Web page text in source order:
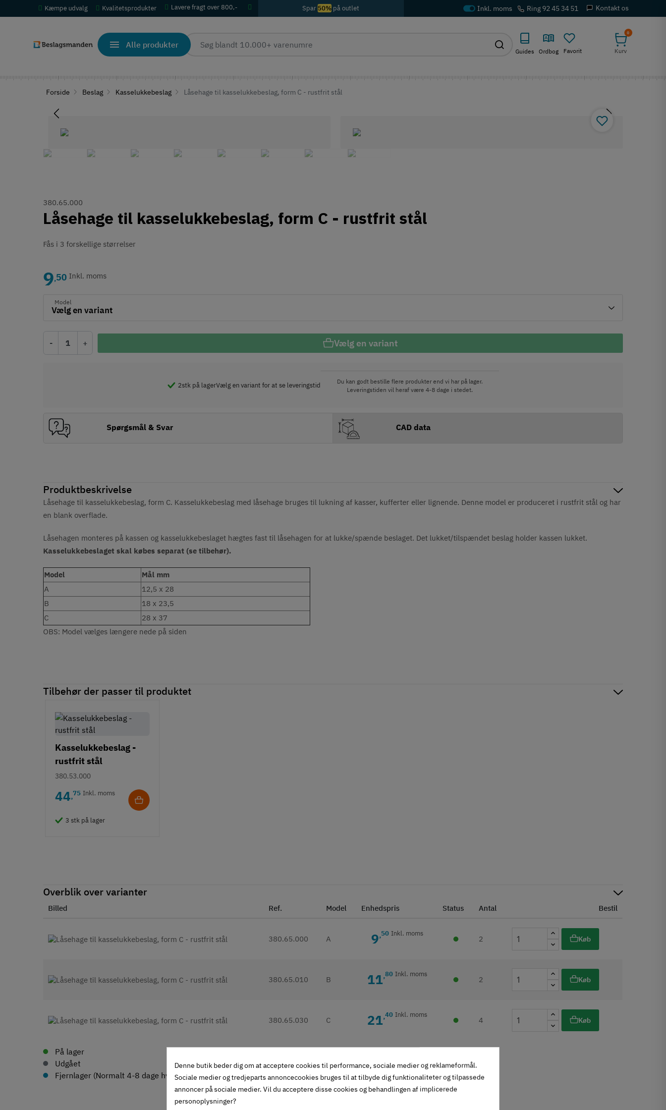
Kæmpe udvalg Kvalitetsprodukter Lavere fragt over 800,- Spar 50% på outlet Ring 92 45 34 51 Kontakt os
Alle produkter
Guides Ordbog Favorit
0
Kurv
Forside Beslag Kasselukkebeslag Låsehage til kasselukkebeslag, form C - rustfrit stål
Produktbeskrivelse
Låsehage til kasselukkebeslag, form C. Kasselukkebeslag med låsehage bruges til lukning af kasser, kufferter eller lignende. Denne model er produceret i rustfrit stål og har
en blank overflade.
Låsehagen monteres på kassen og kasselukkebeslaget hægtes fast til låsehagen for at lukke/spænde beslaget. Det lukket/tilspændet beslag holder kassen lukket.
Kasselukkebeslaget skal købes separat (se tilbehør).
Model
Mål mm
A
12,5 x 28
B
18 x 23,5
C
28 x 37
OBS: Model vælges længere nede på siden
Tilbehør der passer til produktet
Kasselukkebeslag -
rustfrit stål
380.53.000
44,75 Inkl. moms
3 stk på lager
Overblik over varianter
Billed Ref. Model Enhedspris Status Antal Bestil
380.65.000 A 9,50 Inkl. moms
2 Køb
380.65.010 B 11,80 Inkl. moms
2 Køb
380.65.030 C 21,40 Inkl. moms
4 Køb
På lager
Udgået
Fjernlager (Normalt 4-8 dage hvis ikke andet angivet i beskrivelse)
380.65.000
Låsehage til kasselukkebeslag, form C - rustfrit stål
Fås i 3 forskellige størrelser
9,50 Inkl. moms
Model
- + Vælg en variant
2stk på lagerVælg en variant for at se leveringstid
Du kan godt bestille flere produkter end vi har på lager.
Leveringstiden vil heraf være 4-8 dage i stedet.
Spørgsmål & Svar CAD data
Denne butik beder dig om at acceptere cookies til performance, sociale medier og reklameformål.
Sociale medier og tredjeparts annoncecookies bruges til at tilbyde dig funktionaliteter og tilpassede
annoncer på sociale medier. Vil du acceptere disse cookies og behandlingen af implicerede
personoplysninger?